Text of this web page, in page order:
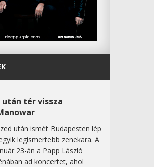
után tér vissza
után ismét Budapesten lép
legismertebb zenekara. A
23-án a Papp László
ad koncertet, ahol